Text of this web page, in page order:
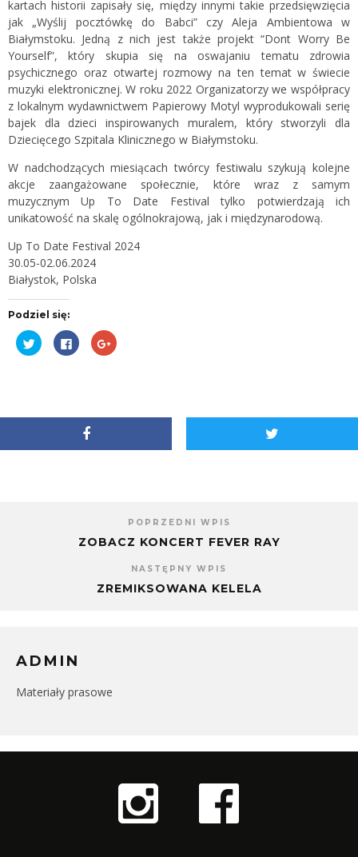
kartach historii zapisały się, między innymi takie przedsięwzięcia
jak „Wyślij pocztówkę do Babci” czy Aleja Ambientowa w
Białymstoku. Jedną z nich jest także projekt “Dont Worry Be
Yourself”, który skupia się na oswajaniu tematu zdrowia
psychicznego oraz otwartej rozmowy na ten temat w świecie
muzyki elektronicznej. W roku 2022 Organizatorzy we współpracy
z lokalnym wydawnictwem Papierowy Motyl wyprodukowali serię
bajek dla dzieci inspirowanych muralem, który stworzyli dla
Dziecięcego Szpitala Klinicznego w Białymstoku.
W nadchodzących miesiącach twórcy festiwalu szykują kolejne
akcje zaangażowane społecznie, które wraz z samym
muzycznym Up To Date Festival tylko potwierdzają ich
unikatowość na skalę ogólnokrajową, jak i międzynarodową.
Up To Date Festival 2024
30.05-02.06.2024
Białystok, Polska
Podziel się:
Udostępnij
na
Twitterze(Otwiera
Kliknij,
aby
udostępnić
oknie)
Kliknij,
aby
nowym
POPRZEDNI WPIS
ZOBACZ KONCERT FEVER RAY
NASTĘPNY WPIS
ZREMIKSOWANA KELELA
ADMIN
Materiały prasowe